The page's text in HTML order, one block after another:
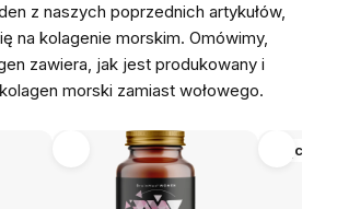
z naszych poprzednich artykułów,
na kolagenie morskim. Omówimy,
zawiera, jak jest produkowany i
morski zamiast wołowego.
Więcej